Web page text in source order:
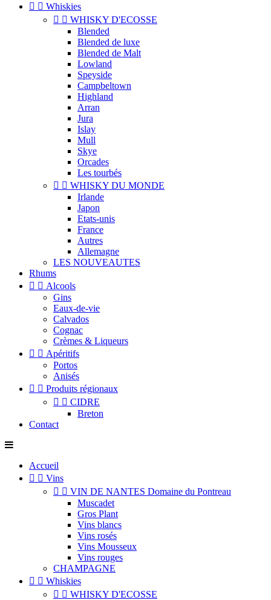
  Whiskies
  WHISKY D'ECOSSE
Blended
Blended de luxe
Blended de Malt
Lowland
Speyside
Campbeltown
Highland
Arran
Jura
Islay
Mull
Skye
Orcades
Les tourbés
  WHISKY DU MONDE
Irlande
Japon
Etats-unis
France
Autres
Allemagne
LES NOUVEAUTES
Rhums
  Alcools
Gins
Eaux-de-vie
Calvados
Cognac
Crèmes & Liqueurs
  Apéritifs
Portos
Anisés
  Produits régionaux
  CIDRE
Breton
Contact
Accueil
  Vins
  VIN DE NANTES Domaine du Pontreau
Muscadet
Gros Plant
Vins blancs
Vins rosés
Vins Mousseux
Vins rouges
CHAMPAGNE
  Whiskies
  WHISKY D'ECOSSE